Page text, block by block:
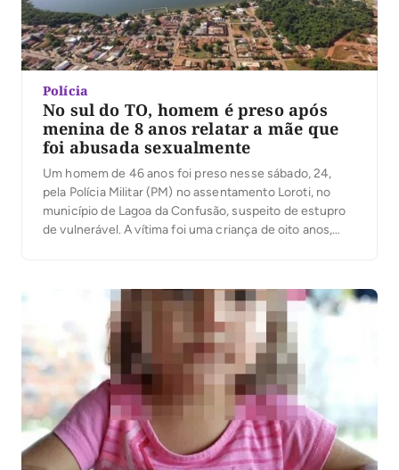
Polícia
No sul do TO, homem é preso após
menina de 8 anos relatar a mãe que
foi abusada sexualmente
Um homem de 46 anos foi preso nesse sábado, 24,
pela Polícia Militar (PM) no assentamento Loroti, no
município de Lagoa da Confusão, suspeito de estupro
de vulnerável. A vítima foi uma criança de oito anos,
questionou o […]